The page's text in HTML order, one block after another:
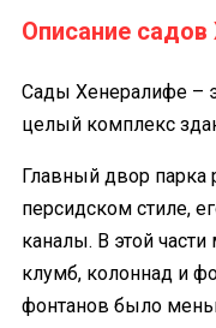
Описание
Сады Хенералифе –
целый комплекс
Главный двор парка
персидском стиле,
каналы. В этой
клумб, колоннад и
фонтанов было